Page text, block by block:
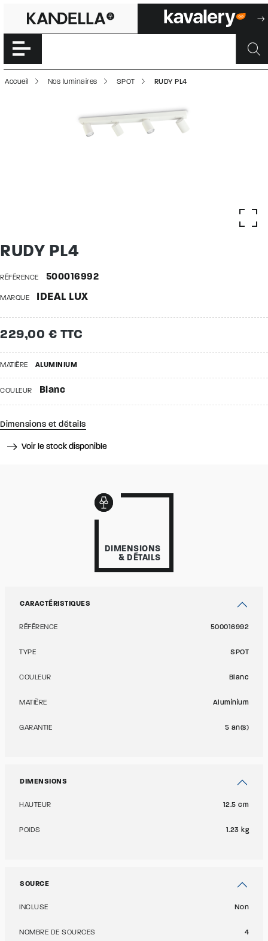
RUDY PL4 |
Accéder directement au contenu de la page
Accueil Nos luminaires SPOT RUDY PL4
RUDY PL4
RÉFÉRENCE 500016992
MARQUE IDEAL LUX
229,00 € TTC
MATIÈRE ALUMINIUM
COULEUR Blanc
Dimensions et détails
Voir le stock disponible
DIMENSIONS
& DÉTAILS
CARACTÉRISTIQUES
RÉFÉRENCE 500016992
TYPE SPOT
COULEUR Blanc
MATIÈRE Aluminium
GARANTIE 5 an(s)
DIMENSIONS
HAUTEUR 12.5 cm
POIDS 1.23 kg
SOURCE
INCLUSE Non
NOMBRE DE SOURCES 4